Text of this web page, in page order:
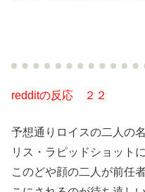
redditの反応 ２２
予想通りロイスの二人の
リス・ラピッドショット
このどや顔の二人が前任